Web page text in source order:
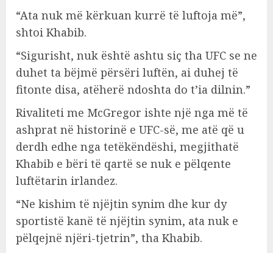
“Ata nuk më kërkuan kurrë të luftoja më”,
shtoi Khabib.
“Sigurisht, nuk është ashtu siç tha UFC se ne
duhet ta bëjmë përsëri luftën, ai duhej të
fitonte disa, atëherë ndoshta do t’ia dilnin.”
Rivaliteti me McGregor ishte një nga më të
ashprat në historinë e UFC-së, me atë që u
derdh edhe nga tetëkëndëshi, megjithatë
Khabib e bëri të qartë se nuk e pëlqente
luftëtarin irlandez.
“Ne kishim të njëjtin synim dhe kur dy
sportistë kanë të njëjtin synim, ata nuk e
pëlqejnë njëri-tjetrin”, tha Khabib.